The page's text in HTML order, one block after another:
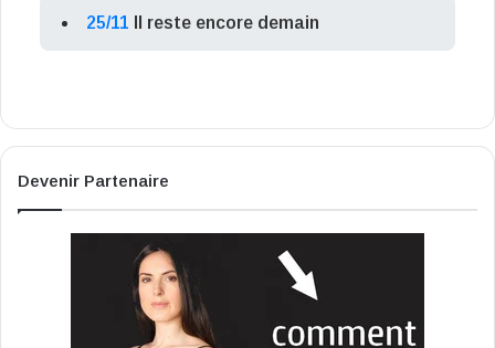
25/11 Il reste encore demain
Devenir Partenaire